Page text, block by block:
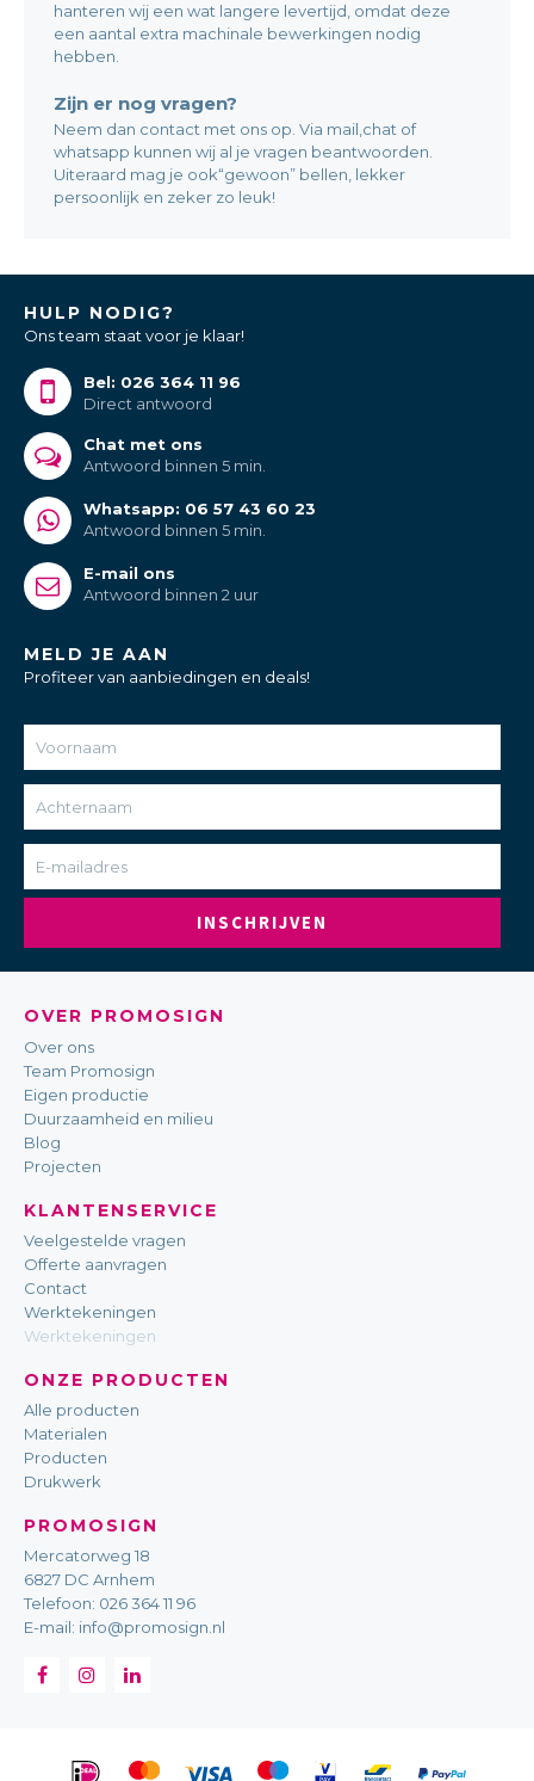
hanteren wij een wat langere levertijd, omdat deze
een aantal extra machinale bewerkingen nodig
hebben.
Zijn er nog vragen?
Neem dan contact met ons op. Via mail,chat of
whatsapp kunnen wij al je vragen beantwoorden.
Uiteraard mag je ook“gewoon” bellen, lekker
persoonlijk en zeker zo leuk!
HULP NODIG?
Ons team staat voor je klaar!
Bel: 026 364 11 96
Direct antwoord
Chat met ons
Antwoord binnen 5 min.
Whatsapp: 06 57 43 60 23
Antwoord binnen 5 min.
E-mail ons
Antwoord binnen 2 uur
MELD JE AAN
Profiteer van aanbiedingen en deals!
INSCHRIJVEN
OVER PROMOSIGN
Over ons
Team Promosign
Eigen productie
Duurzaamheid en milieu
Blog
Projecten
KLANTENSERVICE
Veelgestelde vragen
Offerte aanvragen
Contact
Werktekeningen
Werktekeningen
ONZE PRODUCTEN
Alle producten
Materialen
Producten
Drukwerk
PROMOSIGN
Mercatorweg 18
6827 DC Arnhem
Telefoon: 026 364 11 96
E-mail: info@promosign.nl